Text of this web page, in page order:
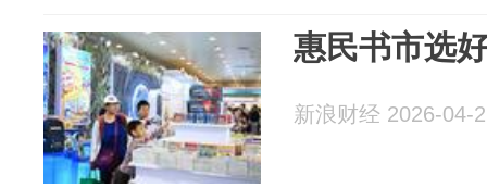
惠民书市选
新浪财经 2026-04-